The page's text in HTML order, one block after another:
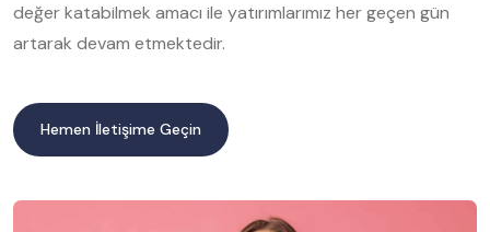
değer katabilmek amacı ile yatırımlarımız her geçen gün
artarak devam etmektedir.
Hemen İletişime Geçin